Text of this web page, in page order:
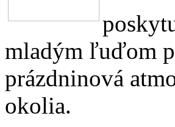
mladým ľuďom
prázdninová
okolia.